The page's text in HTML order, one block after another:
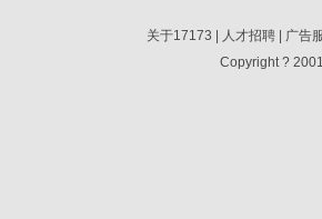
关于17173 人才招聘|
广告
Copyright ?